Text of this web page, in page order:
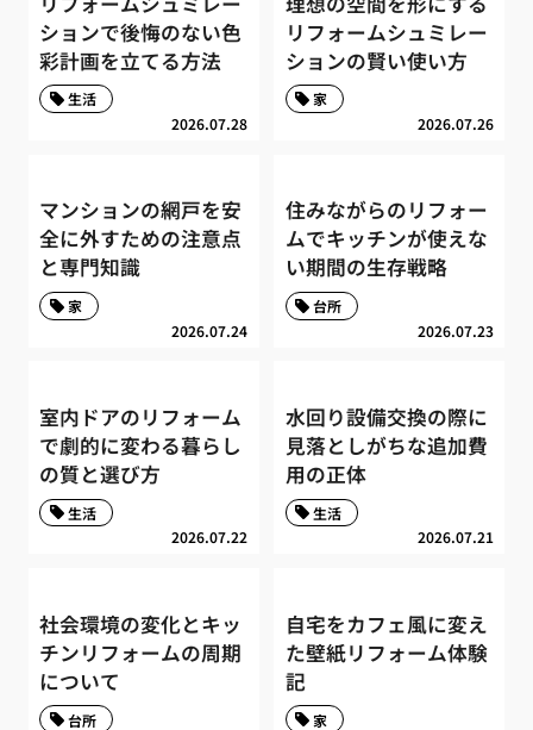
ションで後悔のない色
彩計画を立てる方法
2026.07.28
生活
リフォームシュミレー
ションの賢い使い方
2026.07.26
家
マンションの網戸を安
全に外すための注意点
と専門知識
2026.07.24
家
住みながらのリフォー
ムでキッチンが使えな
い期間の生存戦略
2026.07.23
台所
室内ドアのリフォーム
で劇的に変わる暮らし
の質と選び方
2026.07.22
生活
水回り設備交換の際に
見落としがちな追加費
用の正体
2026.07.21
生活
社会環境の変化とキッ
チンリフォームの周期
について
台所
自宅をカフェ風に変え
た壁紙リフォーム体験
記
家